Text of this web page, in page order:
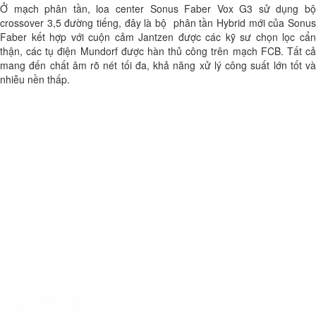
Ở mạch phân tần, loa center Sonus Faber Vox G3 sử dụng bộ
crossover 3,5 đường tiếng, đây là bộ phân tần Hybrid mới của Sonus
Faber kết hợp với cuộn cảm Jantzen được các kỹ sư chọn lọc cẩn
thận, các tụ điện Mundorf được hàn thủ công trên mạch FCB. Tất cả
mang đến chất âm rõ nét tối đa, khả năng xử lý công suất lớn tốt và
nhiễu nền thấp.